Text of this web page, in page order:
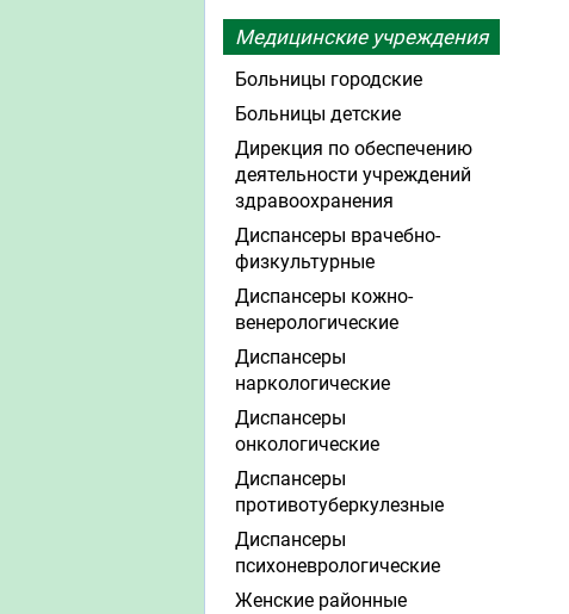
Медицинские учреждения
Больницы городские
Больницы детские
Дирекция по обеспечению
деятельности учреждений
здравоохранения
Диспансеры врачебно-
физкультурные
Диспансеры кожно-
венерологические
Диспансеры
наркологические
Диспансеры
онкологические
Диспансеры
противотуберкулезные
Диспансеры
психоневрологические
Женские районные